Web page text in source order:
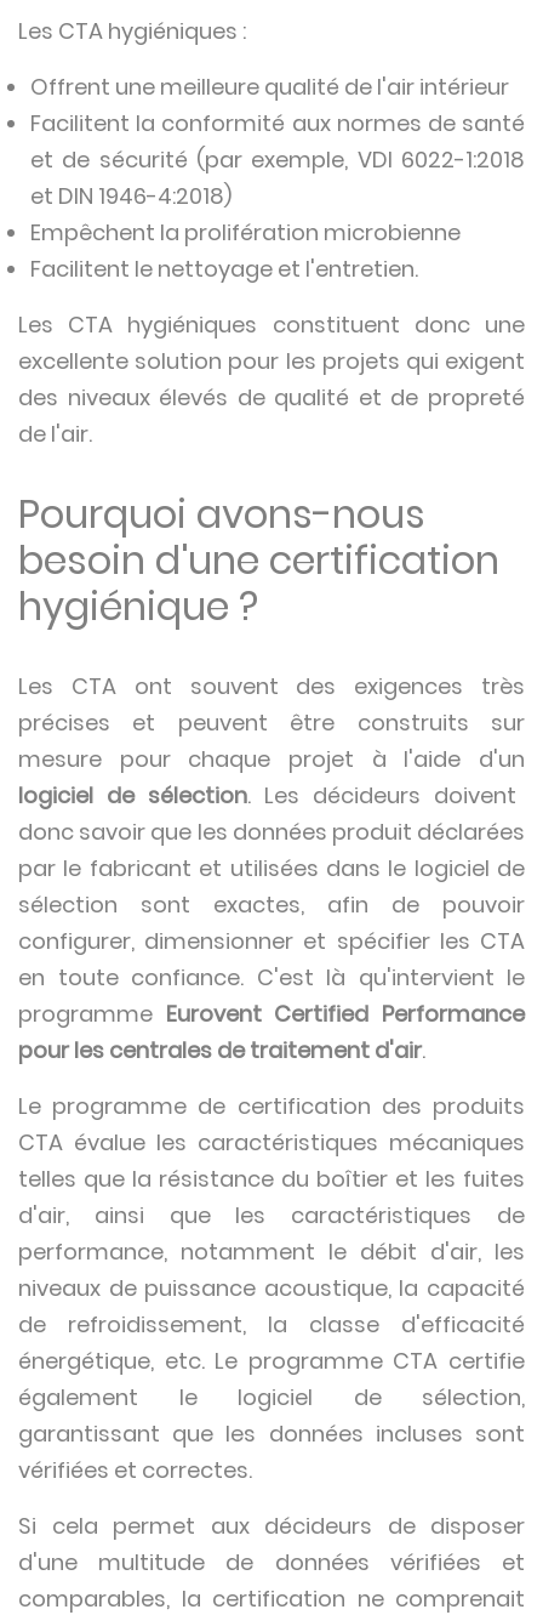
Les CTA hygiéniques :
Offrent une meilleure qualité de l'air intérieur
Facilitent la conformité aux normes de santé
et de sécurité (par exemple, VDI 6022-1:2018
et DIN 1946-4:2018)
Empêchent la prolifération microbienne
Facilitent le nettoyage et l'entretien.
Les CTA hygiéniques constituent donc une
excellente solution pour les projets qui exigent
des niveaux élevés de qualité et de propreté
de l'air.
Pourquoi avons-nous
besoin d'une certification
hygiénique ?
Les CTA ont souvent des exigences très
précises et peuvent être construits sur
mesure pour chaque projet à l'aide d'un
logiciel de sélection. Les décideurs doivent
donc savoir que les données produit déclarées
par le fabricant et utilisées dans le logiciel de
sélection sont exactes, afin de pouvoir
configurer, dimensionner et spécifier les CTA
en toute confiance. C'est là qu'intervient le
programme Eurovent Certified Performance
pour les centrales de traitement d'air.
Le programme de certification des produits
CTA évalue les caractéristiques mécaniques
telles que la résistance du boîtier et les fuites
d'air, ainsi que les caractéristiques de
performance, notamment le débit d'air, les
niveaux de puissance acoustique, la capacité
de refroidissement, la classe d'efficacité
énergétique, etc. Le programme CTA certifie
également le logiciel de sélection,
garantissant que les données incluses sont
vérifiées et correctes.
Si cela permet aux décideurs de disposer
d'une multitude de données vérifiées et
comparables, la certification ne comprenait